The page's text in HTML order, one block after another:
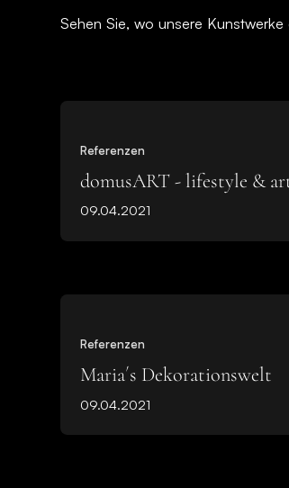
Sehen Sie, wo unsere
Referenzen
domusART - lifestyle &
09.04.2021
Referenzen
Maria´s Dekorationswelt
09.04.2021